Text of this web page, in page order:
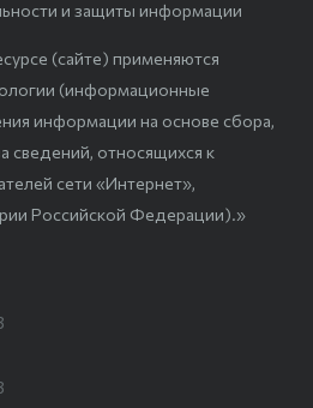
и защиты информации
(сайте) применяются
(информационные
информации на основе сбора,
сведений, относящихся к
сети «Интернет»,
Российской Федерации).»